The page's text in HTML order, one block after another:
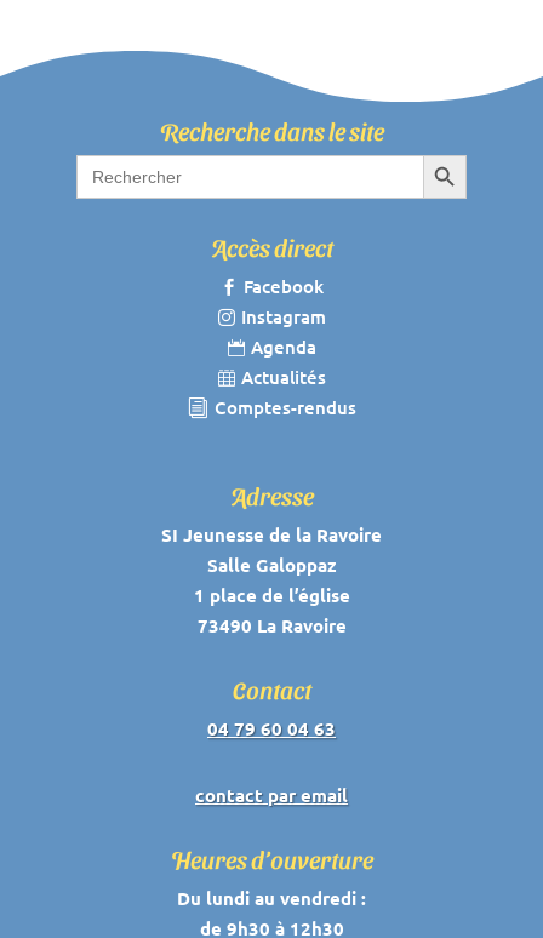
Recherche dans le site
Search
for:
Search Button
Accès direct
 Facebook
 Instagram
 Agenda
 Actualités
i Comptes-rendus
Adresse
SI Jeunesse de la Ravoire
Salle Galoppaz
1 place de l’église
73490 La Ravoire
Contact
04 79 60 04 63
contact par email
Heures d’ouverture
Du lundi au vendredi :
de 9h30 à 12h30